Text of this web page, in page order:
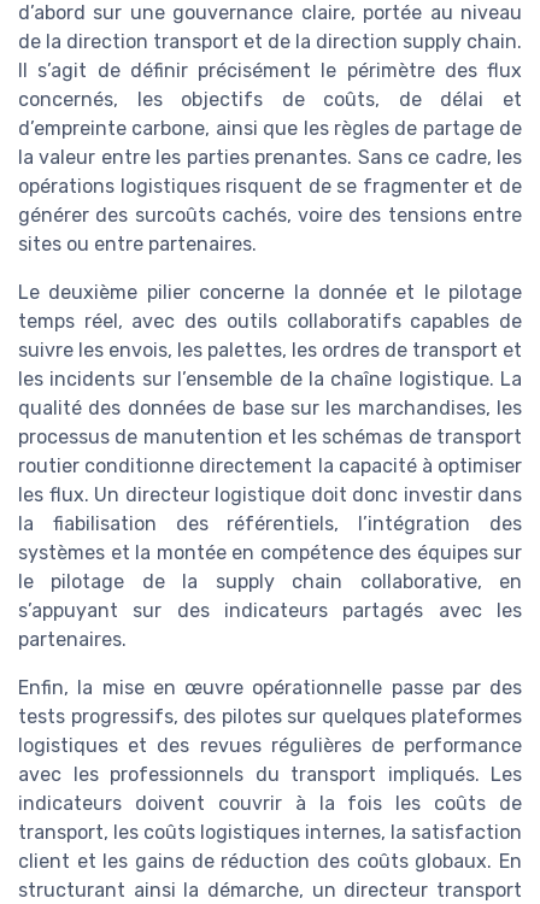
d’abord sur une gouvernance claire, portée au niveau
de la direction transport et de la direction supply chain.
Il s’agit de définir précisément le périmètre des flux
concernés, les objectifs de coûts, de délai et
d’empreinte carbone, ainsi que les règles de partage de
la valeur entre les parties prenantes. Sans ce cadre, les
opérations logistiques risquent de se fragmenter et de
générer des surcoûts cachés, voire des tensions entre
sites ou entre partenaires.
Le deuxième pilier concerne la donnée et le pilotage
temps réel, avec des outils collaboratifs capables de
suivre les envois, les palettes, les ordres de transport et
les incidents sur l’ensemble de la chaîne logistique. La
qualité des données de base sur les marchandises, les
processus de manutention et les schémas de transport
routier conditionne directement la capacité à optimiser
les flux. Un directeur logistique doit donc investir dans
la fiabilisation des référentiels, l’intégration des
systèmes et la montée en compétence des équipes sur
le pilotage de la supply chain collaborative, en
s’appuyant sur des indicateurs partagés avec les
partenaires.
Enfin, la mise en œuvre opérationnelle passe par des
tests progressifs, des pilotes sur quelques plateformes
logistiques et des revues régulières de performance
avec les professionnels du transport impliqués. Les
indicateurs doivent couvrir à la fois les coûts de
transport, les coûts logistiques internes, la satisfaction
client et les gains de réduction des coûts globaux. En
structurant ainsi la démarche, un directeur transport